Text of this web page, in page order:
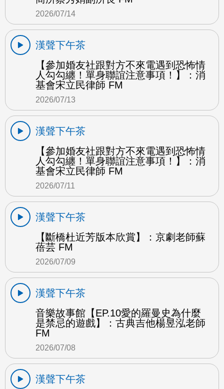
2026/07/14
漢聲下午茶
【參加婚友社跟對方不來電遇到恐怖情
人勾勾纏！單身聯誼注意事項！】：消
基會宋立民律師 FM
2026/07/13
漢聲下午茶
【參加婚友社跟對方不來電遇到恐怖情
人勾勾纏！單身聯誼注意事項！】：消
基會宋立民律師 FM
2026/07/11
漢聲下午茶
【斷橋杜近芳版本欣賞】：京劇老師蘇
蓓芸 FM
2026/07/09
漢聲下午茶
音樂故事館【EP.10愛的羅曼史為什麼
是禁忌的遊戲】：古典吉他楊昱泓老師
FM
2026/07/08
漢聲下午茶